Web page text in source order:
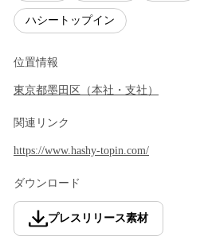
ハシートップイン
位置情報
東京都墨田区 （本社・支社 ）
関連リンク
https://www.hashy-topin.com/
ダウンロード
プレスリリース素材